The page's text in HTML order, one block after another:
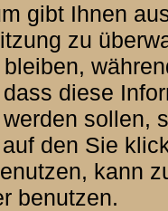
gibt Ihnen
zu
diese
sollen,
den Sie
kann
benutzen.